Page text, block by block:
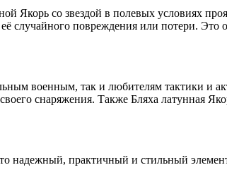
Якорь со звездой в полевых условиях
случайного повреждения или потери.
военным, так и любителям тактики и
снаряжения. Также Бляха латунная
надежный, практичный и стильный